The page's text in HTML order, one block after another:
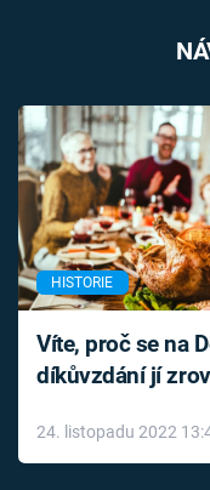
HISTORIE
Víte, proč se na
díkůvzdání jí
24. listopadu 2022